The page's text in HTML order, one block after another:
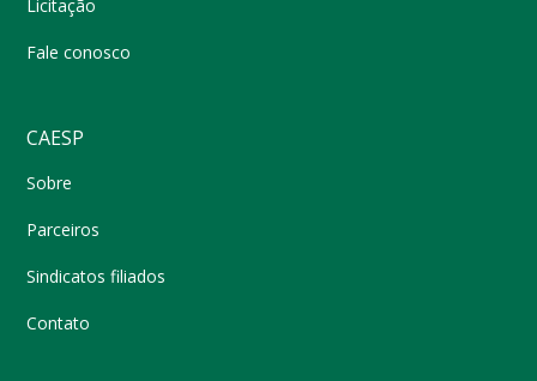
Licitação
Fale conosco
CAESP
Sobre
Parceiros
Sindicatos filiados
Contato